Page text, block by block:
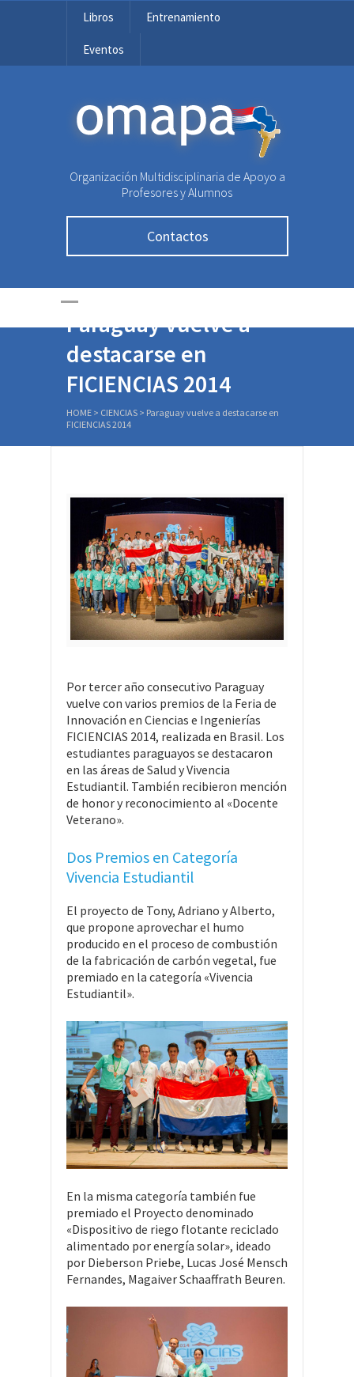
Libros Entrenamiento
Eventos
OMAPA
Organización Multidisciplinaria de Apoyo a
Profesores y Alumnos
Contactos
Paraguay vuelve a
destacarse en
FICIENCIAS 2014
HOME > CIENCIAS > Paraguay vuelve a destacarse en
FICIENCIAS 2014
Por tercer año consecutivo Paraguay
vuelve con varios premios de la Feria de
Innovación en Ciencias e Ingenierías
FICIENCIAS 2014, realizada en Brasil. Los
estudiantes paraguayos se destacaron
en las áreas de Salud y Vivencia
Estudiantil. También recibieron mención
de honor y reconocimiento al «Docente
Veterano».
Dos Premios en Categoría
Vivencia Estudiantil
El proyecto de Tony, Adriano y Alberto,
que propone aprovechar el humo
producido en el proceso de combustión
de la fabricación de carbón vegetal, fue
premiado en la categoría «Vivencia
Estudiantil».
En la misma categoría también fue
premiado el Proyecto denominado
«Dispositivo de riego flotante reciclado
alimentado por energía solar», ideado
por Dieberson Priebe, Lucas José Mensch
Fernandes, Magaiver Schaaffrath Beuren.